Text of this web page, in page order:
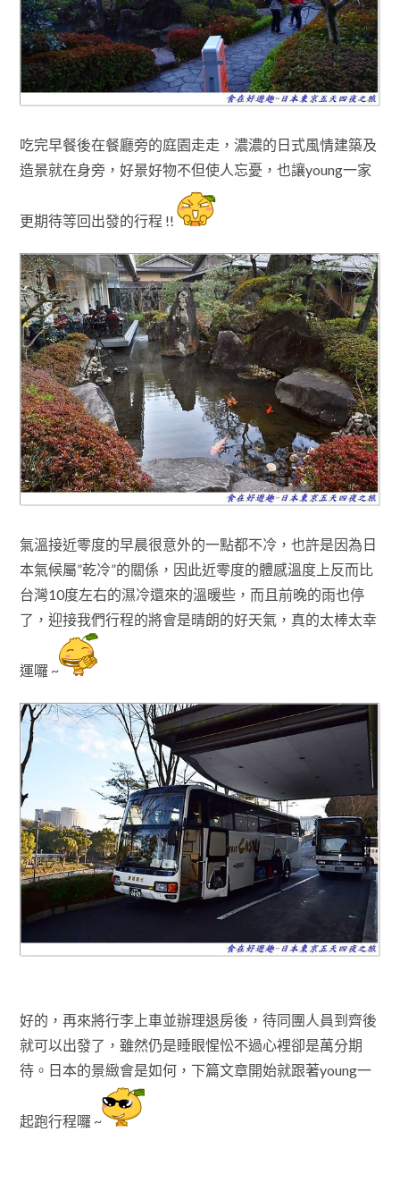
吃完早餐後在餐廳旁的庭園走走，濃濃的日式風情建築及
造景就在身旁，好景好物不但使人忘憂 ，也讓young一家
更期待等回出發的行程 !!
氣溫接近零度的早晨很意外的一點都不冷，也許是因為日
本氣候屬”乾冷”的關係 ， 因此近零度的體感溫度上反而比
台灣10度左右的濕冷還來的溫暖些，而且前晚的雨也停
了 ，迎接我們行程的將會是晴朗的好天氣，真的太棒太幸
運囉 ~
好的 ，再來將行李上車並辦理退房後 ， 待同團人員到齊後
就可以出發了 ，雖然仍是睡眼惺忪不過心裡卻是萬分期
待。 日本的景緻會是如何，下篇文章開始就跟著young一
起跑行程囉 ~